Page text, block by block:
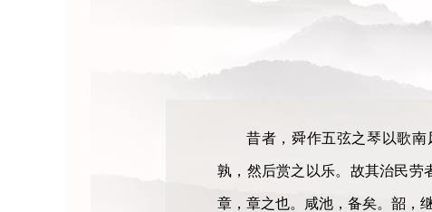
昔者，舜作五弦之琴以歌
孰，然后赏之以乐。故其治民劳
章，章之也。咸池，备矣。韶，